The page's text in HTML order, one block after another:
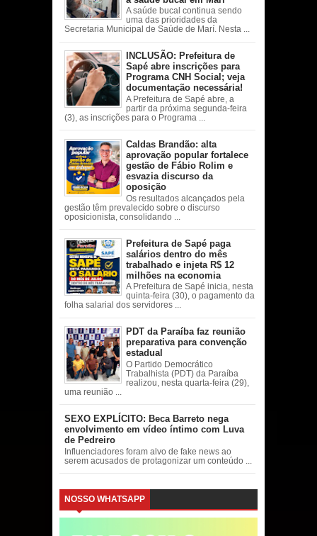
A saúde bucal continua sendo
uma das prioridades da
Secretaria Municipal de Saúde de Marí. Nesta ...
INCLUSÃO: Prefeitura de
Sapé abre inscrições para
Programa CNH Social; veja
documentação necessária!
A Prefeitura de Sapé abre, a
partir da próxima segunda-feira
(3), as inscrições para o Programa ...
Caldas Brandão: alta
aprovação popular fortalece
gestão de Fábio Rolim e
esvazia discurso da
oposição
Os resultados alcançados pela
gestão têm prevalecido sobre o discurso
oposicionista, consolidando ...
Prefeitura de Sapé paga
salários dentro do mês
trabalhado e injeta R$ 12
milhões na economia
A Prefeitura de Sapé inicia, nesta
quinta-feira (30), o pagamento da
folha salarial dos servidores ...
PDT da Paraíba faz reunião
preparativa para convenção
estadual
O Partido Democrático
Trabalhista (PDT) da Paraíba
realizou, nesta quarta-feira (29),
uma reunião ...
SEXO EXPLÍCITO: Beca Barreto nega
envolvimento em vídeo íntimo com Luva
de Pedreiro
Influenciadores foram alvo de fake news ao
serem acusados de protagonizar um conteúdo ...
NOSSO WHATSAPP